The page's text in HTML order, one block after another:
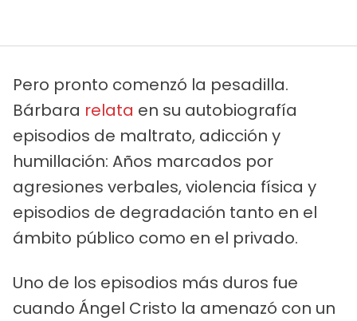
Pero pronto comenzó la pesadilla.
Bárbara relata en su autobiografía
episodios de maltrato, adicción y
humillación: Años marcados por
agresiones verbales, violencia física y
episodios de degradación tanto en el
ámbito público como en el privado.
Uno de los episodios más duros fue
cuando Ángel Cristo la amenazó con un